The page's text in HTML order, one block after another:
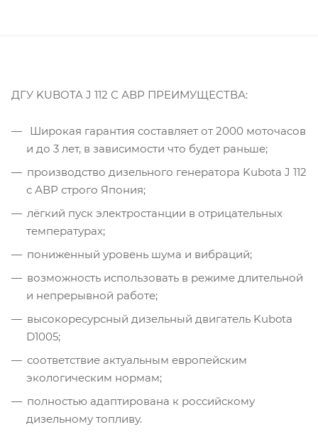
ДГУ KUBOTA J 112 С АВР ПРЕИМУЩЕСТВА:
Широкая гарантия составляет от 2000 моточасов
и до 3 лет, в зависимости что будет раньше;
производство дизельного генератора Kubota J 112
с АВР строго Япония;
лёгкий пуск электростанции в отрицательных
температурах;
пониженный уровень шума и вибраций;
возможность использовать в режиме длительной
и непрерывной работе;
высокоресурсный дизельный двигатель Kubota
D1005;
соответствие актуальным европейским
экологическим нормам;
полностью адаптирована к российскому
дизельному топливу.